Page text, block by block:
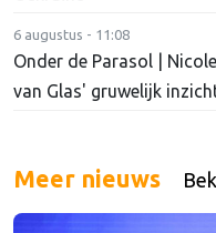
6 augustus - 11:08
Onder de Parasol |
van Glas' gruwelijk
Meer nieuws